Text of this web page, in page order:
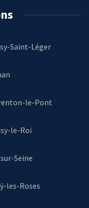
Saint-Léger
le-Pont
le-Roi
Seine
les-Roses